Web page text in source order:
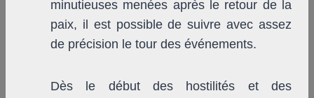
minutieuses menées après le retour de la
paix, il est possible de suivre avec assez
de précision le tour des événements.
Dès le début des hostilités et des